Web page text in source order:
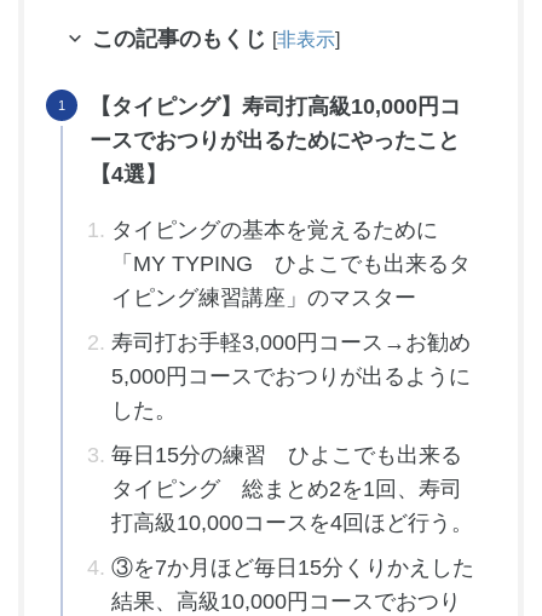
この記事のもくじ [非表示]
【タイピング】寿司打高級10,000円コ
ースでおつりが出るためにやったこと
【4選】
タイピングの基本を覚えるために
「MY TYPING ひよこでも出来るタ
イピング練習講座」のマスター
寿司打お手軽3,000円コース→お勧め
5,000円コースでおつりが出るように
した。
毎日15分の練習 ひよこでも出来る
タイピング 総まとめ2を1回、寿司
打高級10,000コースを4回ほど行う。
③を7か月ほど毎日15分くりかえした
結果、高級10,000円コースでおつり